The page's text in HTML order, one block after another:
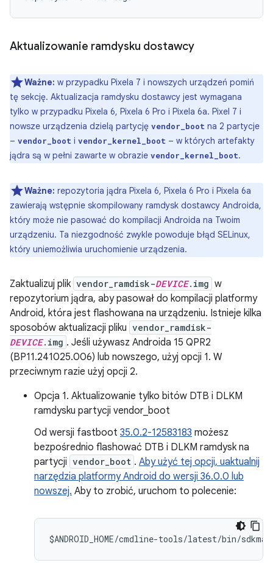
Aktualizowanie ramdysku dostawcy
Ważne: w przypadku Pixela 7 i nowszych urządzeń pomiń
tę sekcję. Aktualizacja ramdysku dostawcy jest wymagana
tylko w przypadku Pixela 6, Pixela 6 Pro i Pixela 6a. Pixel 7 i
nowsze urządzenia dzielą partycję vendor_boot na 2 partycje
– vendor_boot i vendor_kernel_boot – w których artefakty
jądra są w pełni zawarte w obrazie vendor_kernel_boot.
Ważne: repozytoria jądra Pixela 6, Pixela 6 Pro i Pixela 6a
zawierają wstępnie skompilowany ramdysk dostawcy Androida,
który może nie pasować do kompilacji Androida na Twoim
urządzeniu. Ta niezgodność zwykle powoduje błąd SELinux,
który uniemożliwia uruchomienie urządzenia.
Zaktualizuj plik vendor_ramdisk-DEVICE.img w
repozytorium jądra, aby pasował do kompilacji platformy
Android, która jest flashowana na urządzeniu. Istnieje kilka
sposobów aktualizacji pliku vendor_ramdisk-
DEVICE.img . Jeśli używasz Androida 15 QPR2
(BP11.241025.006) lub nowszego, użyj opcji 1. W
przeciwnym razie użyj opcji 2.
Opcja 1. Aktualizowanie tylko bitów DTB i DLKM
ramdysku partycji vendor_boot
Od wersji fastboot 35.0.2-12583183 możesz
bezpośrednio flashować DTB i DLKM ramdysk na
partycji vendor_boot . Aby użyć tej opcji, uaktualnij
narzędzia platformy Android do wersji 36.0.0 lub
nowszej. Aby to zrobić, uruchom to polecenie:
$ANDROID_HOME/cmdline-tools/latest/bin/